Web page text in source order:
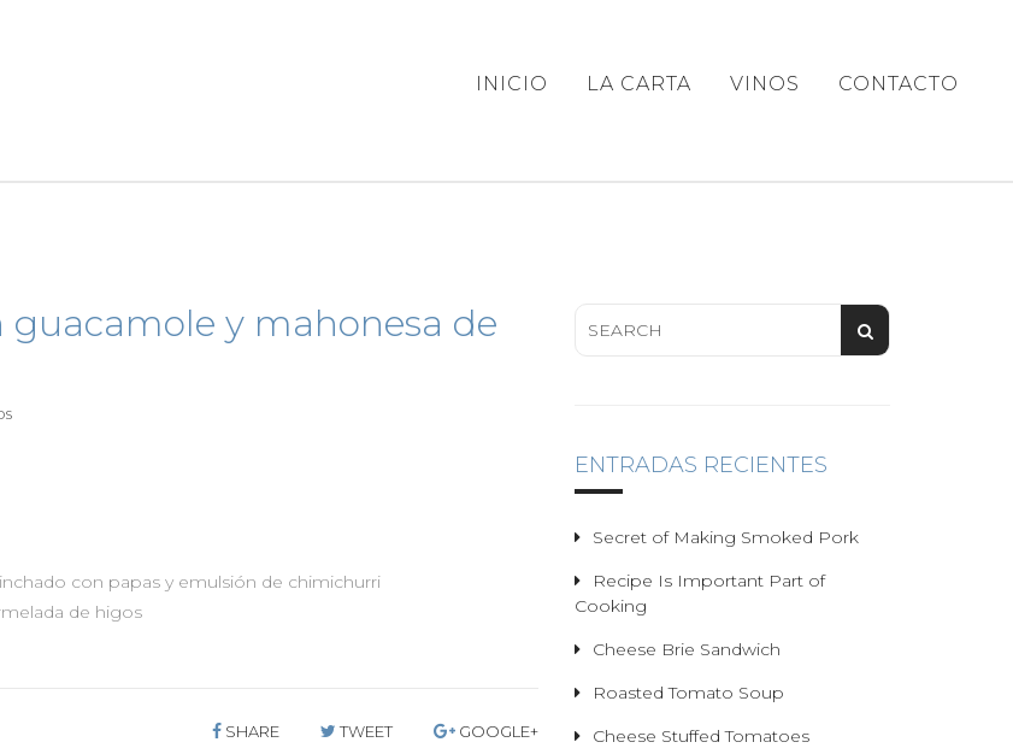
INICIO LA CARTA VINOS CONTACTO
y mahonesa de
en
de
con papas y emulsión de chimichurri
de higos
SHARE TWEET GOOGLE+
ENTRADAS RECIENTES
Secret of Making Smoked Pork
Recipe Is Important Part of
Cooking
Cheese Brie Sandwich
Roasted Tomato Soup
Cheese Stuffed Tomatoes